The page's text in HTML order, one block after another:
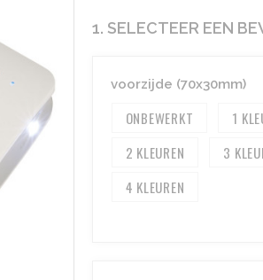
1. SELECTEER EEN
voorzijde (70x30mm)
ONBEWERKT
1
2
3
4